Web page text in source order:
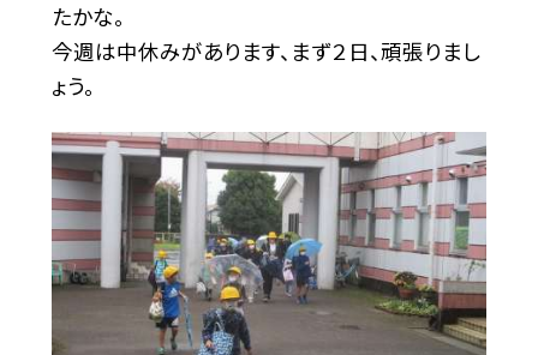
たかな。
今週は中休みがあります、まず２日、頑張りまし
ょう。